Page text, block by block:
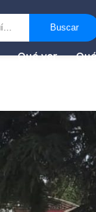
Buscar
Qué ver